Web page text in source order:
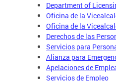
Department of
Oficina de la
Oficina de la
Derechos de las
Servicios para
Alianza para
Apelaciones de
Servicios de Empleo